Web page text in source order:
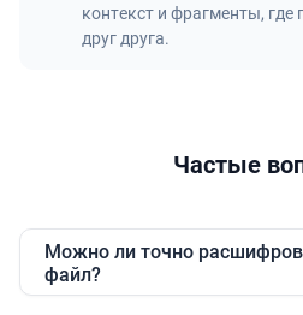
контекст и фрагменты,
друг друга.
Частые
Можно ли точно
файл?